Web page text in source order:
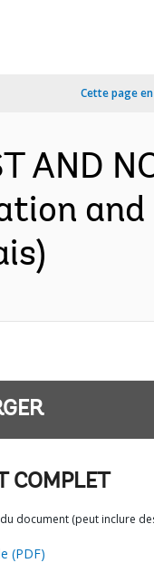
Cette page en
AND
COMPLET
document (peut inclure
(PDF)